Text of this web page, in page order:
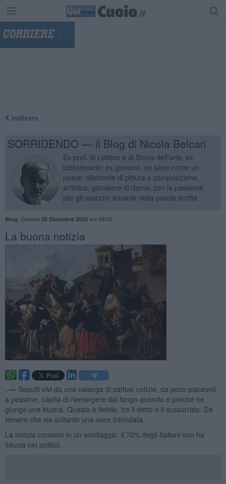
Indietro
SORRIDENDO — il Blog di Nicola Belcari
Ex prof. di Lettere e di Storia dell’arte, ex
bibliotecario; ex giovane, ex sano come un
pesce; dilettante di pittura e composizione
artistica, giocatore di dama, con la passione
per gli scacchi; amante della parola scritta
Blog Giovedì 25 Dicembre 2025ore 08:00
La buona notizia
. — Sepolti vivi da una valanga di cattive notizie, da poco piacevoli
a pessime, càpita di riemergere dal fango quando e perché ne
giunge una buona. Questa è flebile, tra il detto e il sussurrato. Da
temere che sia soltanto una voce infondata.
La notizia consiste in un sondaggio: il 70% degli Italiani non ha
fiducia nei politici.